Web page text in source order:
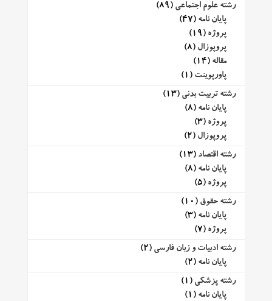
رشته علوم اجتماعی (89)
پایان نامه (47)
پروژه (19)
پروپوزال (8)
مقاله (14)
پاورپوینت (1)
رشته تربیت بدنی (13)
پایان نامه (8)
پروژه (3)
پروپوزال (2)
رشته اقتصاد (13)
پایان نامه (8)
پروژه (5)
رشته حقوق (10)
پایان نامه (3)
پروژه (7)
رشته ادبیات و زبان فارسی (2)
پایان نامه (2)
رشته پزشکی (1)
پایان نامه (1)